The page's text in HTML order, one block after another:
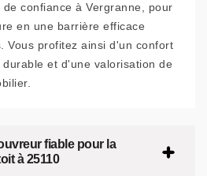
confiance à Vergranne, pour
en une barrière efficace
Vous profitez ainsi d'un confort
et d'une valorisation de
fiable pour la
à 25110